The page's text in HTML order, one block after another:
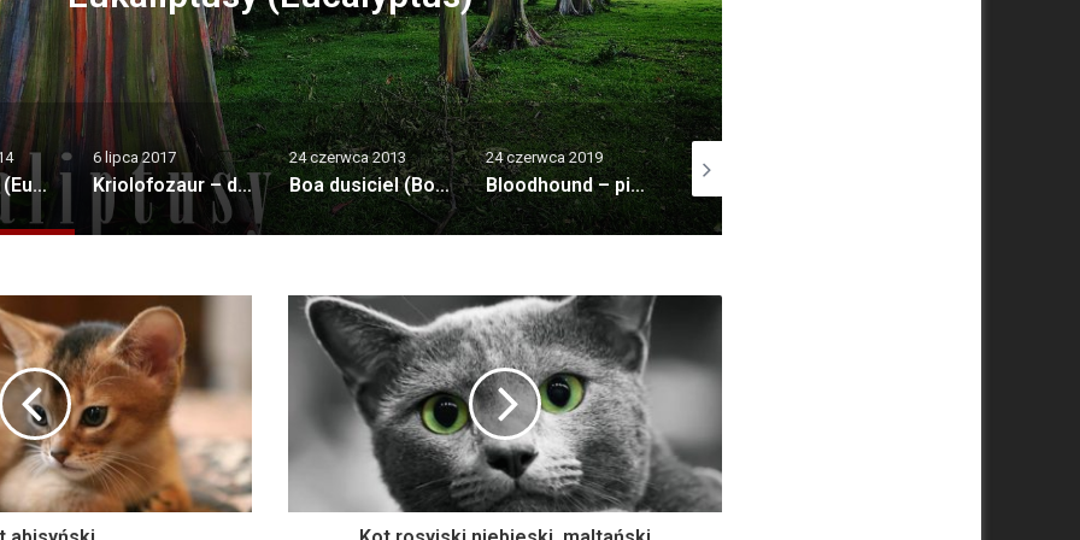
Antarktydy
Kriolofozaur – dominujący drapieżnik Antarktydy
24 czerwca 2013
Boa dusiciel (Boa constrictor).
24 czerwca 2019
Bloodhound – pies o najlepszym węchu
28 czerwca 2024
Border terrier
3 września 2019